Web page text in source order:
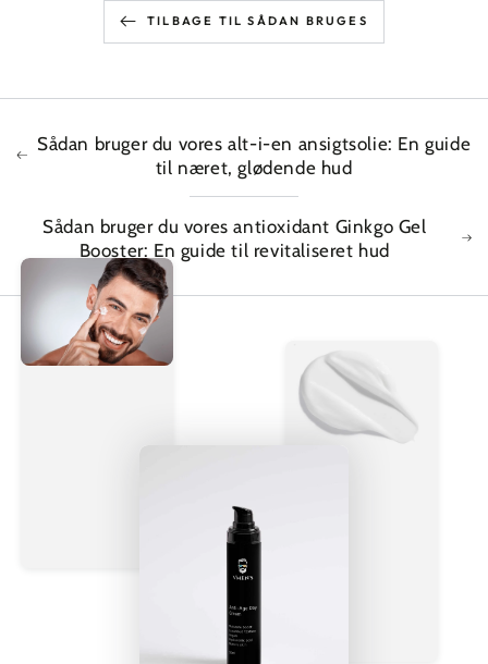
TILBAGE TIL SÅDAN BRUGES
Sådan bruger du vores alt-i-en ansigtsolie: En guide
til næret, glødende hud
Sådan bruger du vores antioxidant Ginkgo Gel
Booster: En guide til revitaliseret hud